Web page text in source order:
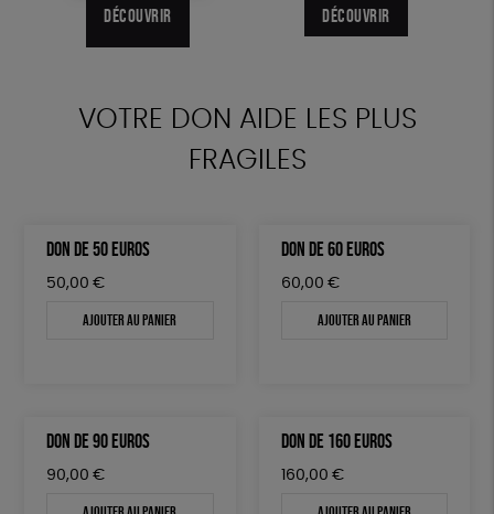
DÉCOUVRIR
DÉCOUVRIR
DÉCOUVRIR DÉCOUVRIR
DÉCOUVRIR DÉCOUVRIR
DÉCOUVRIR DÉCOUVRIR
VOTRE DON AIDE LES PLUS
FRAGILES
DON DE 50 EUROS
50,00 €
Ajouter au panier
DON DE 60 EUROS
60,00 €
Ajouter au panier
DON DE 90 EUROS
90,00 €
DON DE 160 EUROS
160,00 €